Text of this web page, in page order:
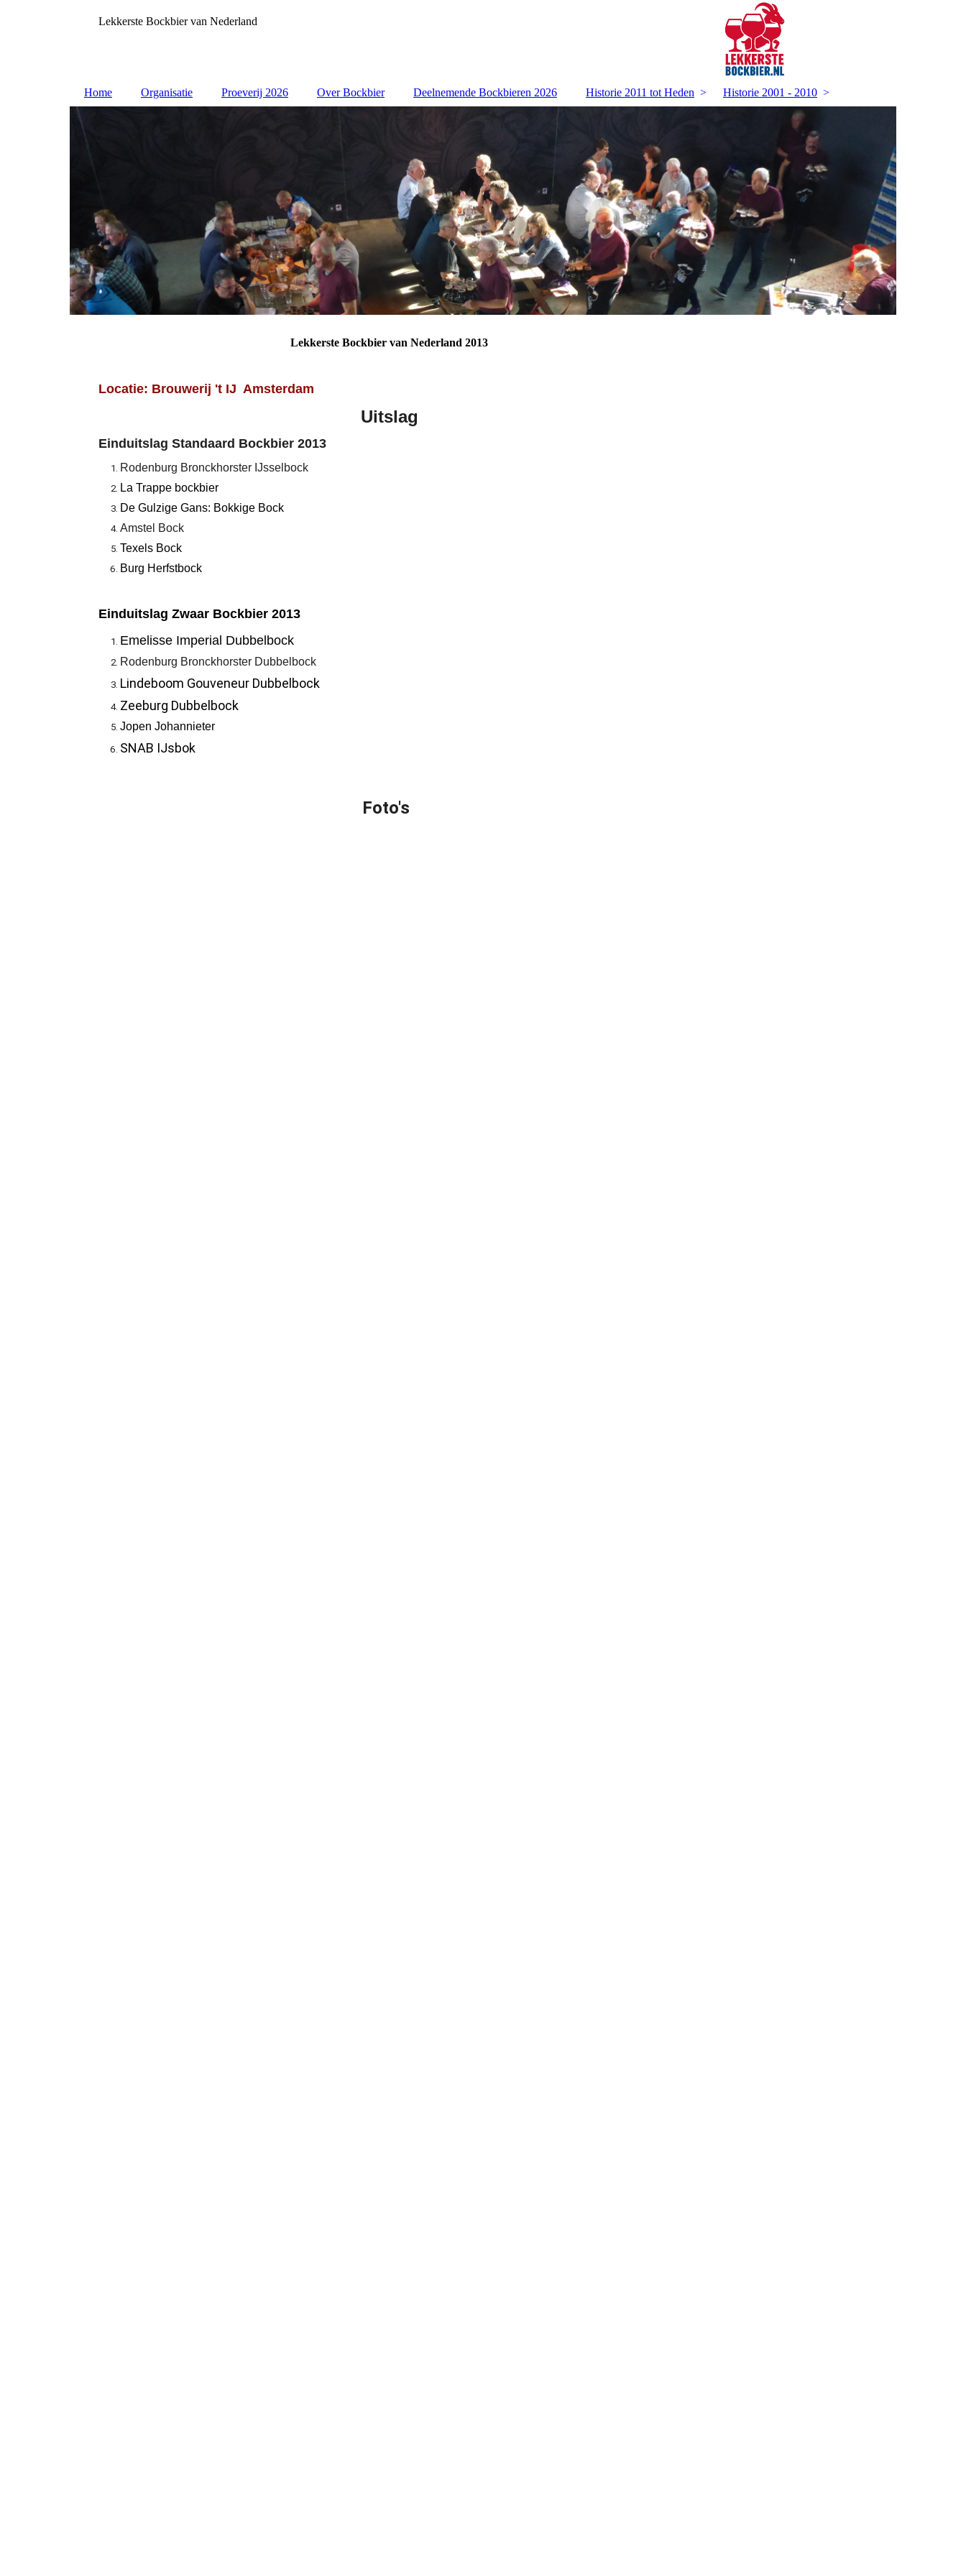
Lekkerste Bockbier van Nederland
Home Organisatie Proeverij 2026 Over Bockbier Deelnemende Bockbieren 2026 Historie 2011 tot Heden Historie 2001 - 2010
Lekkerste Bockbier van Nederland 2013
Locatie: Brouwerij 't IJ Amsterdam
Uitslag
Einduitslag Standaard Bockbier 2013
Rodenburg Bronckhorster IJsselbock
La Trappe bockbier
De Gulzige Gans: Bokkige Bock
Amstel Bock
Texels Bock
Burg Herfstbock
Einduitslag Zwaar Bockbier 2013
Emelisse Imperial Dubbelbock
Rodenburg Bronckhorster Dubbelbock
Lindeboom Gouveneur Dubbelbock
Zeeburg Dubbelbock
Jopen Johannieter
SNAB IJsbok
Foto's